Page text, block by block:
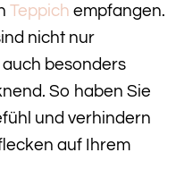
Teppich empfangen.
nicht nur
besonders
So haben Sie
und verhindern
auf Ihrem